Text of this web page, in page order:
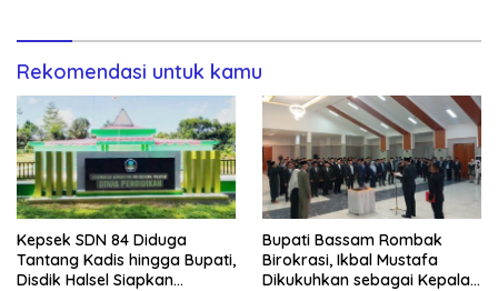
Rekomendasi untuk kamu
Kepsek SDN 84 Diduga
Tantang Kadis hingga Bupati,
Disdik Halsel Siapkan
Bupati Bassam Rombak
Birokrasi, Ikbal Mustafa
Dikukuhkan sebagai Kepala